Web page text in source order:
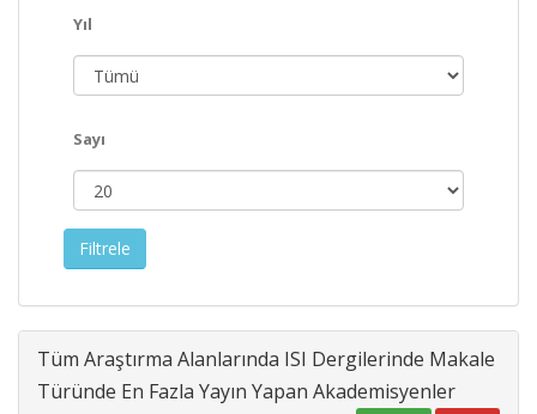
Yıl
Sayı
Tüm Araştırma Alanlarında ISI Dergilerinde Makale
Türünde En Fazla Yayın Yapan Akademisyenler